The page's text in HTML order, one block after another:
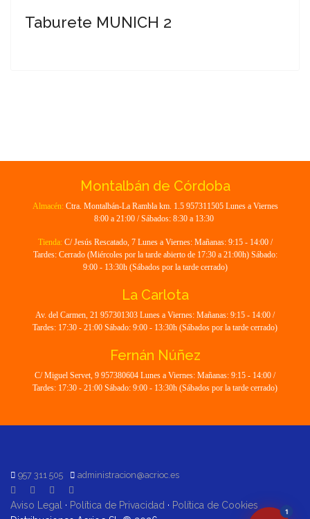
Taburete MUNICH 2
Montalbán de Córdoba
Almacén: Ctra. Montalbán-La Rambla km. 1.5 957311505 Lunes a Viernes
8:00 a 21:00 / Sábados: 8:30 a 13:30
Tienda: C/ Jesús Rescatado, 7 Lunes a Viernes: Mañanas: 9:15 - 14:00 /
Tardes: Cerrado (Miércoles por la tarde abierto de 17:30 a 21:00h) Sábado:
9:00 - 13:30h (Sábados por la tarde cerrado)
La Carlota
Av. del Carmen, 21 957301303 Lunes a Viernes: Mañanas: 9:15 - 14:00 /
Tardes: 17:30 - 21:00 Sábado: 9:00 - 13:30h (Sábados por la tarde cerrado)
Fernán Núñez
C/ Miguel Servet, 9 957380604 Lunes a Viernes: Mañanas: 9:15 - 14:00 /
Tardes: 17:30 - 21:00 Sábado: 9:00 - 13:30h (Sábados por la tarde cerrado)
957 311 505 administracion@acrioc.es
Aviso Legal · Política de Privacidad · Política de Cookies
1